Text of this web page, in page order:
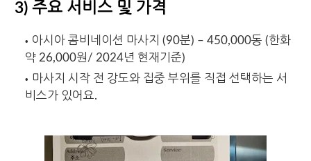
3) 주요 서비스 및 가격
아시아 콤비네이션 마사지 (90분) – 450,000동 (한화
약 26,000원/ 2024년 현재기준)
마사지 시작 전 강도와 집중 부위를 직접 선택하는 서
비스가 있어요.